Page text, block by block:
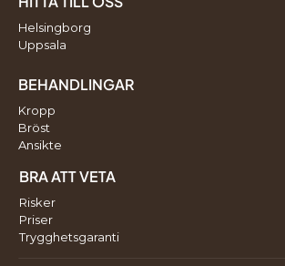
BEHANDLINGAR
Kropp
Bröst
Ansikte
BRA ATT VETA
Risker
Priser
Trygghetsgaranti
Helsingborg
Uppsala